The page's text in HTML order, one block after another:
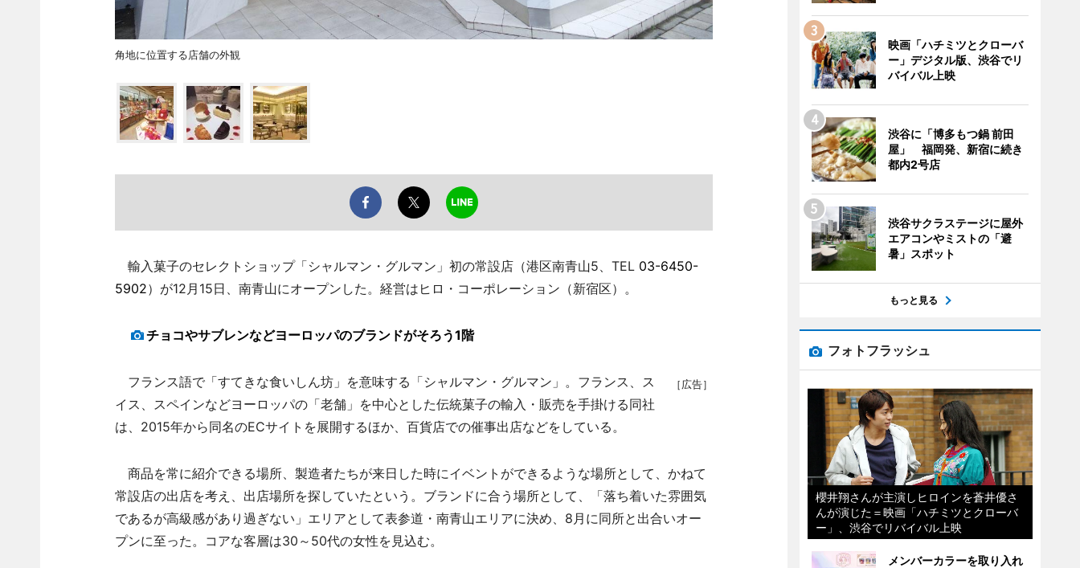
角地に位置する店舗の外観
輸入菓子のセレクトショップ「シャルマン・グルマン」初の常設店（港区南青山5、TEL 03-6450-
5902）が12月15日、南青山にオープンした。経営はヒロ・コーポレーション（新宿区）。
チョコやサブレンなどヨーロッパのブランドがそろう1階
［広告］
フランス語で「すてきな食いしん坊」を意味する「シャルマン・グルマン」。フランス、ス
イス、スペインなどヨーロッパの「老舗」を中心とした伝統菓子の輸入・販売を手掛ける同社
は、2015年から同名のECサイトを展開するほか、百貨店での催事出店などをしている。
商品を常に紹介できる場所、製造者たちが来日した時にイベントができるような場所として、かねて
常設店の出店を考え、出店場所を探していたという。ブランドに合う場所として、「落ち着いた雰囲気
であるが高級感があり過ぎない」エリアとして表参道・南青山エリアに決め、8月に同所と出合いオー
プンに至った。コアな客層は30～50代の女性を見込む。
映画「ハチミツとクローバ
ー」デジタル版、渋谷でリ
バイバル上映
渋谷に「博多もつ鍋 前田
屋」 福岡発、新宿に続き
都内2号店
渋谷サクラステージに屋外
エアコンやミストの「避
暑」スポット
もっと見る
フォトフラッシュ
櫻井翔さんが主演しヒロインを蒼井優さ
んが演じた＝映画「ハチミツとクローバ
ー」、渋谷でリバイバル上映
メンバーカラーを取り入れ